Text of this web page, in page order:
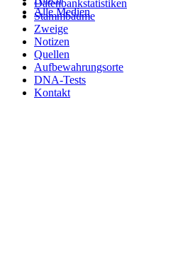
Alle Medien
Datenbankstatistiken
Stammbäume
Zweige
Notizen
Quellen
Aufbewahrungsorte
DNA-Tests
Kontakt